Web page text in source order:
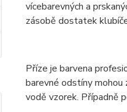
vícebarevných a
zásobě dostatek
Příze je barvena
barevné odstíny
vodě vzorek. Případně